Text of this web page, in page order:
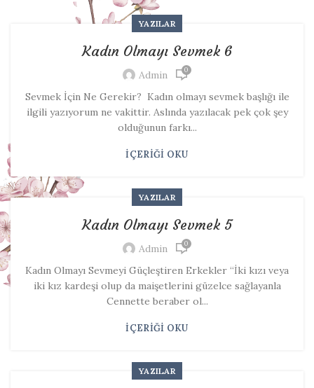
YAZILAR
Kadın Olmayı Sevmek 6
Admin 0
Sevmek İçin Ne Gerekir? Kadın olmayı sevmek başlığı ile
ilgili yazıyorum ne vakittir. Aslında yazılacak pek çok şey
olduğunun farkı...
İÇERIĞI OKU
YAZILAR
Kadın Olmayı Sevmek 5
Admin 0
Kadın Olmayı Sevmeyi Güçleştiren Erkekler “İki kızı veya
iki kız kardeşi olup da maişetlerini güzelce sağlayanla
Cennette beraber ol...
İÇERIĞI OKU
YAZILAR